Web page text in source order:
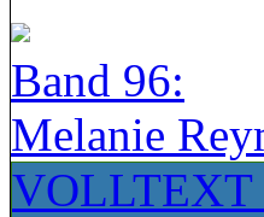
Band 96:
Melanie
VOLLTEXT